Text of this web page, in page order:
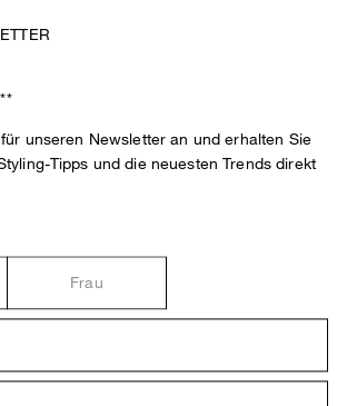
unseren Newsletter an und erhalten Sie
Tipps und die neuesten Trends direkt
Frau